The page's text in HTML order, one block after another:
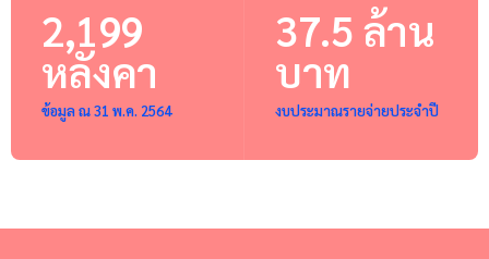
2,199
หลังคา
ข้อมูล ณ 31 พ.ค. 2564
37.5 ล้าน
บาท
งบประมาณรายจ่ายประจำปี